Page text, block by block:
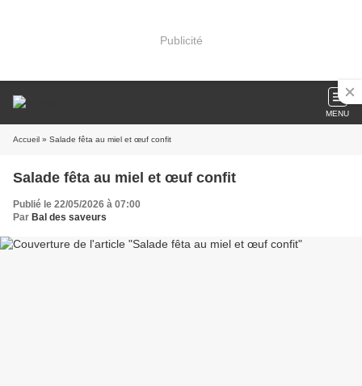
Publicité
MENU
Accueil » Salade fêta au miel et œuf confit
Salade fêta au miel et œuf confit
Publié le 22/05/2026 à 07:00
Par Bal des saveurs